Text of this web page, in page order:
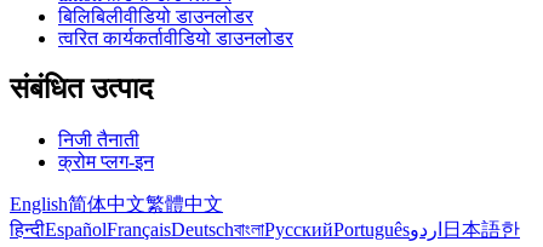
बिलिबिलीवीडियो डाउनलोडर
त्वरित कार्यकर्तावीडियो डाउनलोडर
संबंधित उत्पाद
निजी तैनाती
क्रोम प्लग-इन
English简体中文繁體中文
हिन्दीEspañolFrançaisDeutschবাংলাРусскийPortuguêsاردو 日本語한